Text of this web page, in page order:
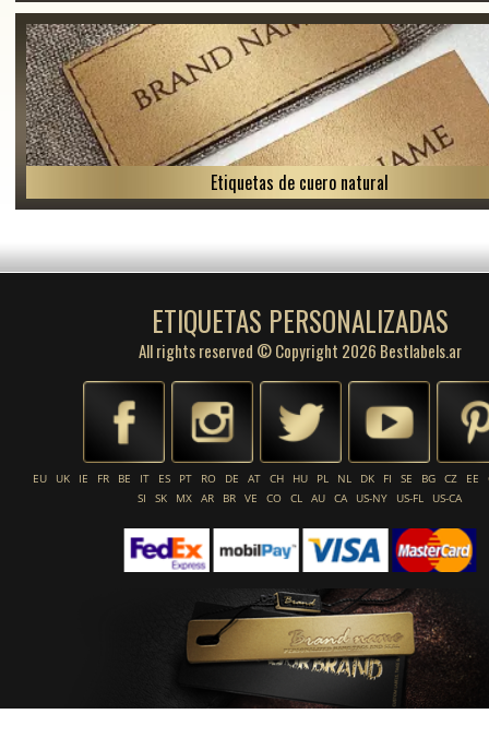
Etiquetas de cuero natural
ETIQUETAS PERSONALIZADAS
All rights reserved © Copyright 2026 Bestlabels.ar
EU UK IE FR BE IT ES PT RO DE AT CH HU PL NL DK FI SE BG CZ EE
SI
SK MX AR BR VE CO CL AU CA US-NY US-FL US-CA